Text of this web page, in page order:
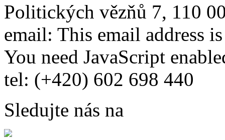
Politických vězňů 7, 110
email: This email address
You need JavaScript
tel: (+420) 602 698 440
Sledujte nás na